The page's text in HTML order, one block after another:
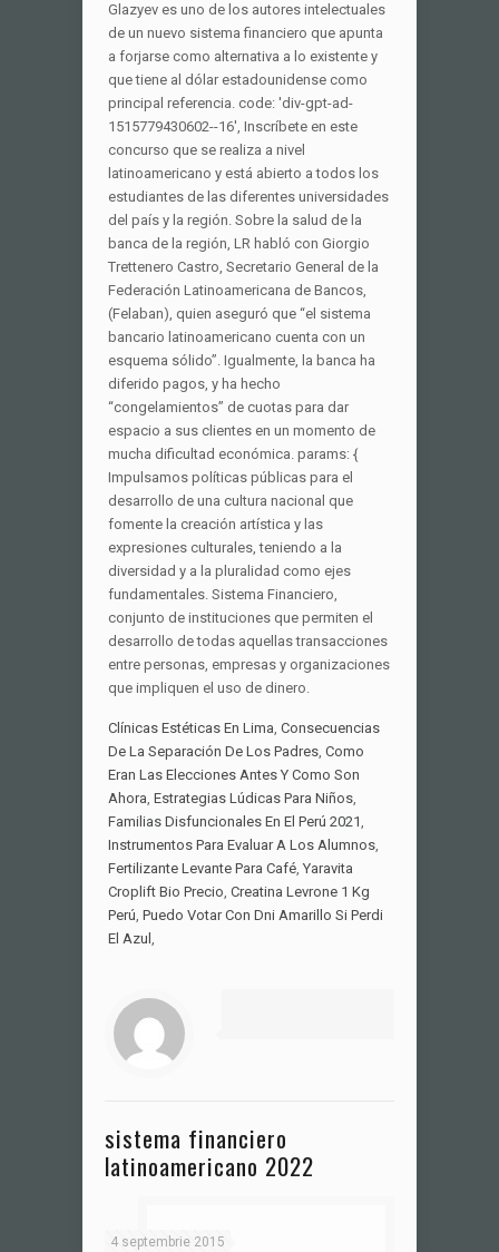
Glazyev es uno de los autores intelectuales
de un nuevo sistema financiero que apunta
a forjarse como alternativa a lo existente y
que tiene al dólar estadounidense como
principal referencia. code: 'div-gpt-ad-
1515779430602--16', Inscríbete en este
concurso que se realiza a nivel
latinoamericano y está abierto a todos los
estudiantes de las diferentes universidades
del país y la región. Sobre la salud de la
banca de la región, LR habló con Giorgio
Trettenero Castro, Secretario General de la
Federación Latinoamericana de Bancos,
(Felaban), quien aseguró que “el sistema
bancario latinoamericano cuenta con un
esquema sólido”. Igualmente, la banca ha
diferido pagos, y ha hecho
“congelamientos” de cuotas para dar
espacio a sus clientes en un momento de
mucha dificultad económica. params: {
Impulsamos políticas públicas para el
desarrollo de una cultura nacional que
fomente la creación artística y las
expresiones culturales, teniendo a la
diversidad y a la pluralidad como ejes
fundamentales. Sistema Financiero,
conjunto de instituciones que permiten el
desarrollo de todas aquellas transacciones
entre personas, empresas y organizaciones
que impliquen el uso de dinero.
Clínicas Estéticas En Lima, Consecuencias
De La Separación De Los Padres, Como
Eran Las Elecciones Antes Y Como Son
Ahora, Estrategias Lúdicas Para Niños,
Familias Disfuncionales En El Perú 2021,
Instrumentos Para Evaluar A Los Alumnos,
Fertilizante Levante Para Café, Yaravita
Croplift Bio Precio, Creatina Levrone 1 Kg
Perú, Puedo Votar Con Dni Amarillo Si Perdi
El Azul ,
sistema financiero
latinoamericano 2022
4 septembrie 2015